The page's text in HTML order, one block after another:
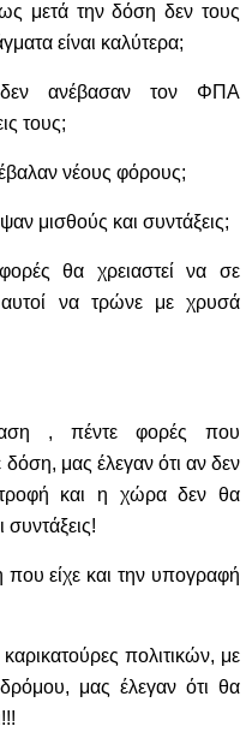
μετά την δόση δεν τους
είναι καλύτερα;
ανέβασαν τον ΦΠΑ
τους;
νέους φόρους;
μισθούς και συντάξεις;
θα χρειαστεί να σε
να τρώνε με χρυσά
, πέντε φορές που
μας έλεγαν ότι αν δεν
και η χώρα δεν θα
είχε και την υπογραφή
πολιτικών, με
μας έλεγαν ότι θα